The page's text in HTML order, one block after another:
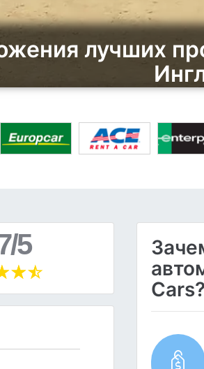
лучших
5
Cars?